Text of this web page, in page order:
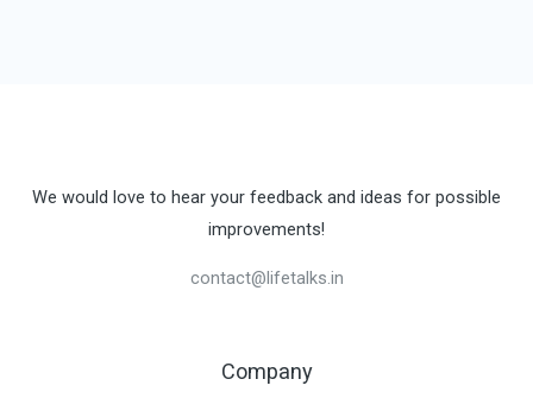
We would love to hear your feedback and ideas for possible
improvements!
contact@lifetalks.in
Company